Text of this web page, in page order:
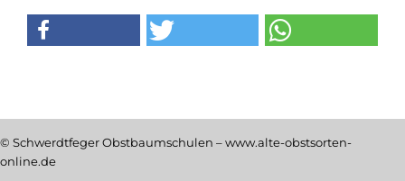
© Schwerdtfeger Obstbaumschulen – www.alte-obstsorten-
online.de